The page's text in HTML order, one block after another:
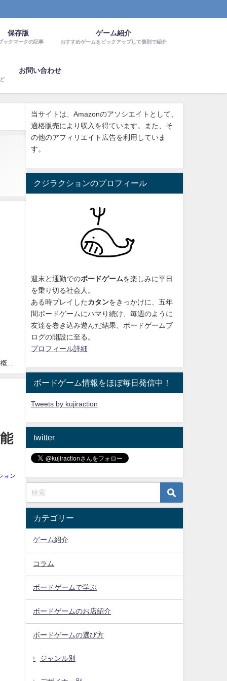
保存版
ックマークの記事
ゲーム紹介
おすすめゲームをピックアップして個別で紹介
お問い合わせ
略
ョン
当サイトは、Amazonのアソシエイトとして、
適格販売により収入を得ています。また、そ
の他のアフィリエイト広告を利用していま
す。
クジラクションのプロフィール
週末と通勤でのボードゲームを楽しみに平日
を乗り切る社会人。
ある時プレイした カタンをきっかけに、 五年
間ボードゲームにハマり続け 、毎週のように
友達を巻き込み遊んだ結果、ボードゲームブ
ログの開設に至る。
プロフィール詳細
ボードゲーム情報をほぼ毎日発信中！
Tweets by kujiraction
twitter
カテゴリー
ゲーム紹介
コラム
ボードゲームで学ぶ
ボードゲームのお店紹介
ボードゲームの選び方
ジャンル別